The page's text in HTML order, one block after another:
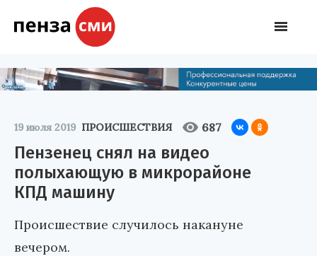
19 июля 2019 ПРОИСШЕСТВИЯ 687
Пензенец снял на видео
полыхающую в микрорайоне
КПД машину
Происшествие случилось накануне
вечером.